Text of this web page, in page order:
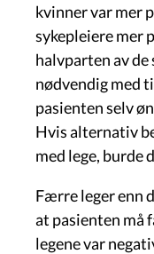
kvinner var mer
sykepleiere mer
halvparten av
nødvendig med
pasienten selv
Hvis alternativ
med lege, burde
Færre leger enn
at pasienten må
legene var